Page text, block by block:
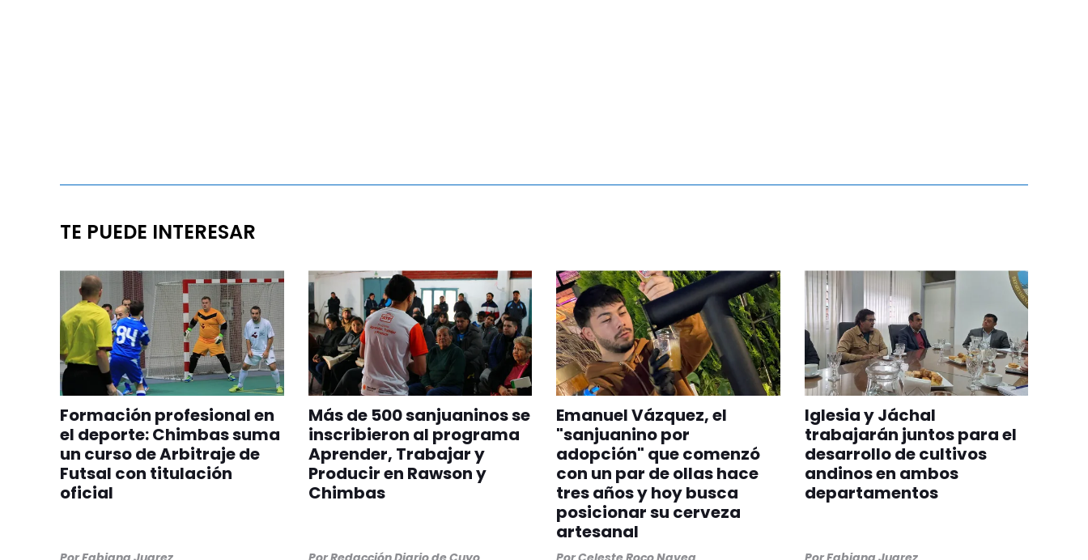
TE PUEDE INTERESAR
Formación profesional en
el deporte: Chimbas suma
un curso de Arbitraje de
Futsal con titulación
oficial
Más de 500 sanjuaninos se
inscribieron al programa
Aprender, Trabajar y
Producir en Rawson y
Chimbas
Emanuel Vázquez, el
"sanjuanino por
adopción" que comenzó
con un par de ollas hace
tres años y hoy busca
posicionar su cerveza
artesanal
Iglesia y Jáchal
trabajarán juntos para el
desarrollo de cultivos
andinos en ambos
departamentos